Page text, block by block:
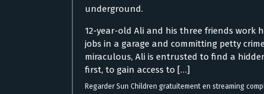
underground.
12-year-old Ali and his three friends work
jobs in a garage and committing petty
miraculous, Ali is entrusted to find a
first, to gain access to […]
Regarder Sun Children gratuitement en streaming